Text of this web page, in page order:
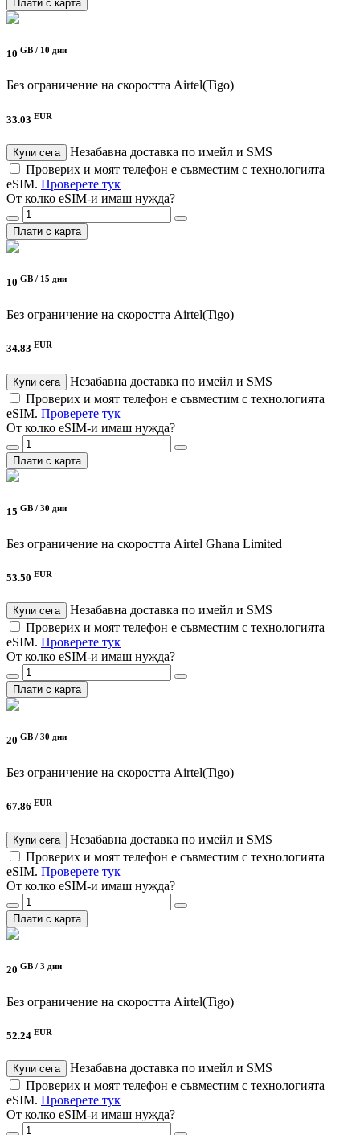
Плати с карта
10 GB / 10 дни
Без ограничение на скоростта Airtel(Tigo)
33.03 EUR
Купи сега
Незабавна доставка по имейл и SMS
Проверих и моят телефон е съвместим с технологията
eSIM. Проверете тук
От колко eSIM-и имаш нужда?
Плати с карта
10 GB / 15 дни
Без ограничение на скоростта Airtel(Tigo)
34.83 EUR
Купи сега
Незабавна доставка по имейл и SMS
Проверих и моят телефон е съвместим с технологията
eSIM. Проверете тук
От колко eSIM-и имаш нужда?
Плати с карта
15 GB / 30 дни
Без ограничение на скоростта Airtel Ghana Limited
53.50 EUR
Купи сега
Незабавна доставка по имейл и SMS
Проверих и моят телефон е съвместим с технологията
eSIM. Проверете тук
От колко eSIM-и имаш нужда?
Плати с карта
20 GB / 30 дни
Без ограничение на скоростта Airtel(Tigo)
67.86 EUR
Купи сега
Незабавна доставка по имейл и SMS
Проверих и моят телефон е съвместим с технологията
eSIM. Проверете тук
От колко eSIM-и имаш нужда?
Плати с карта
20 GB / 3 дни
Без ограничение на скоростта Airtel(Tigo)
52.24 EUR
Купи сега
Незабавна доставка по имейл и SMS
Проверих и моят телефон е съвместим с технологията
eSIM. Проверете тук
От колко eSIM-и имаш нужда?